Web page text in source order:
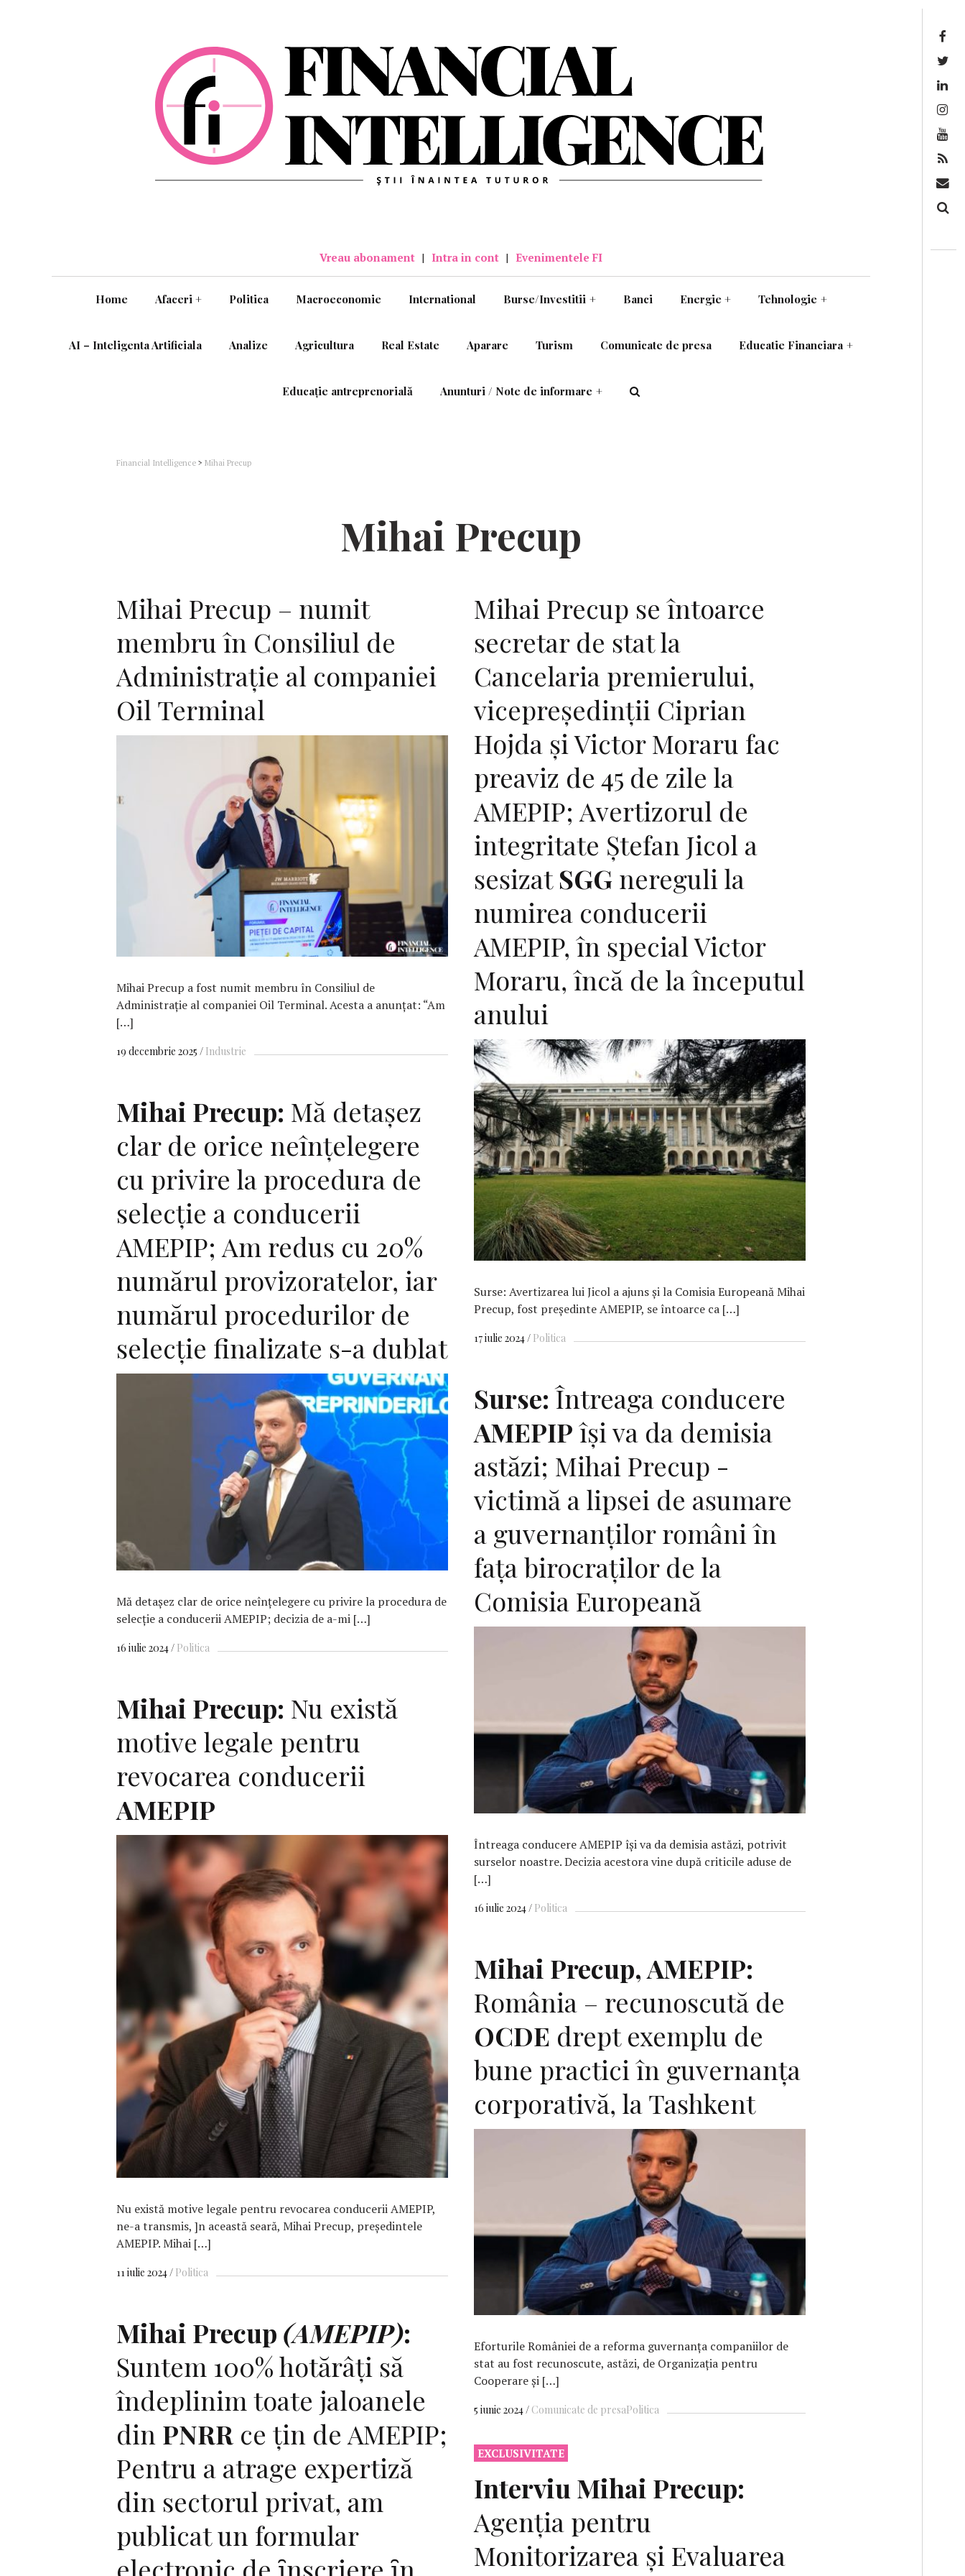
Vreau abonament | Intra in cont | Evenimentele FI
Home Afaceri + Politica Macroeconomie International Burse/Investitii + Banci Energie + Tehnologie +
AI – Inteligenta Artificiala Analize Agricultura Real Estate Aparare Turism Comunicate de presa Educatie Financiara +
Educație antreprenorială Anunturi / Note de informare +
Financial Intelligence > Mihai Precup
Mihai Precup
Mihai Precup – numit
membru în Consiliul de
Administrație al companiei
Oil Terminal
F
Mihai Precup a fost numit membru în Consiliul de
Administrație al companiei Oil Terminal. Acesta a anunţat: “Am
[…]
19 decembrie 2025 Industrie
Mihai Precup se întoarce
secretar de stat la
Cancelaria premierului,
vicepreşedinţii Ciprian
Hojda şi Victor Moraru fac
preaviz de 45 de zile la
AMEPIP; Avertizorul de
integritate Ştefan Jicol a
sesizatSGG nereguli la
numirea conducerii
AMEPIP, în special Victor
Moraru, încă de la începutul
anului
F
Surse: Avertizarea lui Jicol a ajuns şi la Comisia Europeană Mihai
Precup, fost preşedinte AMEPIP, se întoarce ca […]
17 iulie 2024 Politica
Mihai Precup: Mă detașez
clar de orice neînțelegere
cu privire la procedura de
selecție a conducerii
AMEPIP; Am redus cu 20%
numărul provizoratelor, iar
numărul procedurilor de
selecție finalizate s-a dublat
F
Mă detașez clar de orice neînțelegere cu privire la procedura de
selecție a conducerii AMEPIP; decizia de a-mi […]
16 iulie 2024 Politica
Surse:Întreaga conducere
AMEPIPîşi va da demisia
astăzi; Mihai Precup -
victimă a lipsei de asumare
a guvernanților români în
fața birocraților de la
Comisia Europeană
F
Întreaga conducere AMEPIP îşi va da demisia astăzi, potrivit
surselor noastre. Decizia acestora vine după criticile aduse de
[…]
16 iulie 2024 Politica
Mihai Precup: Nu există
motive legale pentru
revocarea conducerii
AMEPIP
F
Nu există motive legale pentru revocarea conducerii AMEPIP,
ne-a transmis, ]n această seară, Mihai Precup, preşedintele
AMEPIP. Mihai […]
11 iulie 2024 Politica
Mihai Precup, AMEPIP:
România – recunoscută de
OCDE drept exemplu de
bune practici în guvernanţa
corporativă, la Tashkent
F
Eforturile României de a reforma guvernanța companiilor de
stat au fost recunoscute, astăzi, de Organizația pentru
Cooperare și […]
5 iunie 2024 Comunicate de presaPolitica
Mihai Precup (AMEPIP):
Suntem 100% hotărâți să
îndeplinim toate jaloanele
din PNRR ce țin de AMEPIP;
Pentru a atrage expertiză
din sectorul privat, am
publicat un formular
EXCLUSIVITATE
Interviu Mihai Precup:
Agenția pentru
Monitorizarea și Evaluarea